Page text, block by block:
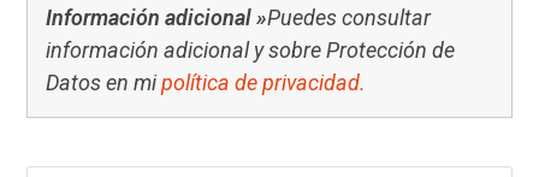
Información adicional »Puedes consultar
información adicional y sobre Protección de
Datos en mipolítica de privacidad.